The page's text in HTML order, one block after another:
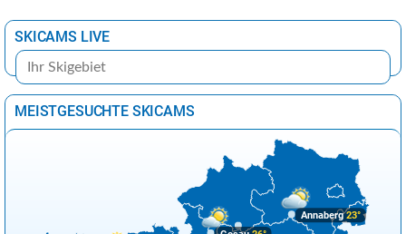
SKICAMS LIVE
MEISTGESUCHTE SKICAMS
Annaberg23°